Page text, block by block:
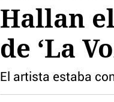
Hallan
de ‘La
El artista estaba